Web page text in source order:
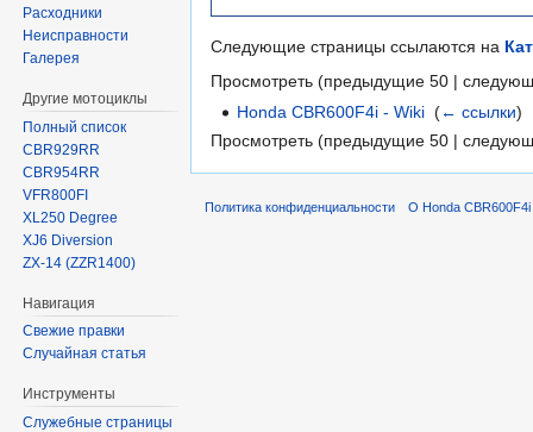
Следующие страницы ссылаются на
Просмотреть (предыдущие 50 |
Honda CBR600F4i - Wiki ‎(← ссылки)
Просмотреть (предыдущие 50 |
Расходники
Неисправности
Галерея
Другие мотоциклы
Полный список
CBR929RR
CBR954RR
VFR800FI
XL250 Degree
XJ6 Diversion
ZX-14 (ZZR1400)
Навигация
Свежие правки
Случайная статья
Инструменты
Служебные страницы
Политика конфиденциальности О Honda CBR600F4i